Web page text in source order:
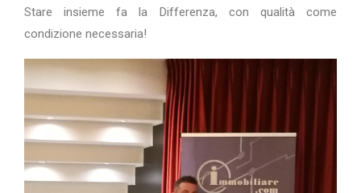
Stare insieme fa la Differenza, con qualità come
condizione necessaria!